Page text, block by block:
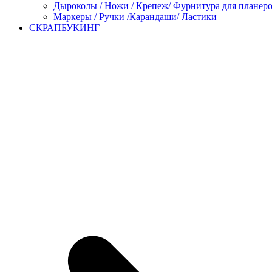
Дыроколы / Ножи / Крепеж/ Фурнитура для
Маркеры / Ручки /Карандаши/ Ластики
СКРАПБУКИНГ